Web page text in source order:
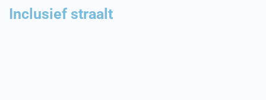
Inclusief straalt